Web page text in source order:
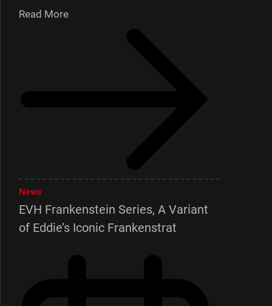
Read More
News
EVH Frankenstein Series, A Variant
of Eddie’s Iconic Frankenstrat